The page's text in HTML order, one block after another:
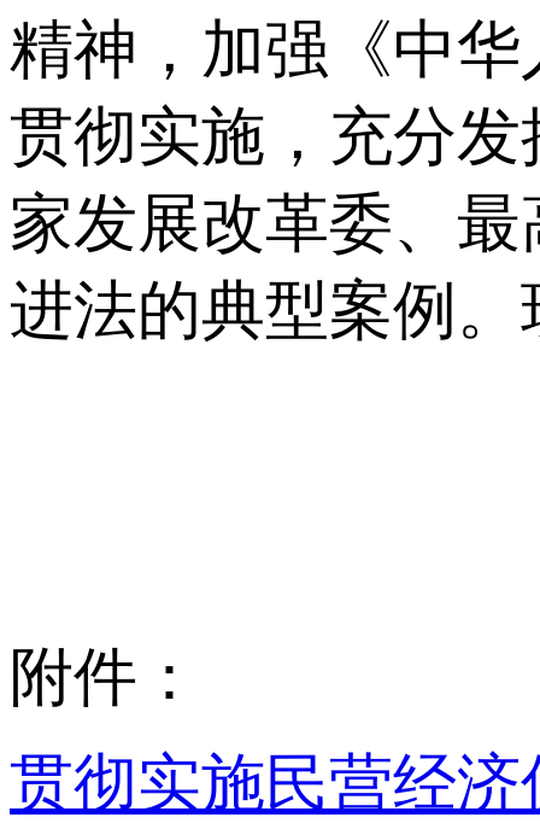
精神，加强《中
贯彻实施，充分
家发展改革委、
进法的典型案例
附件：
贯彻实施民营经